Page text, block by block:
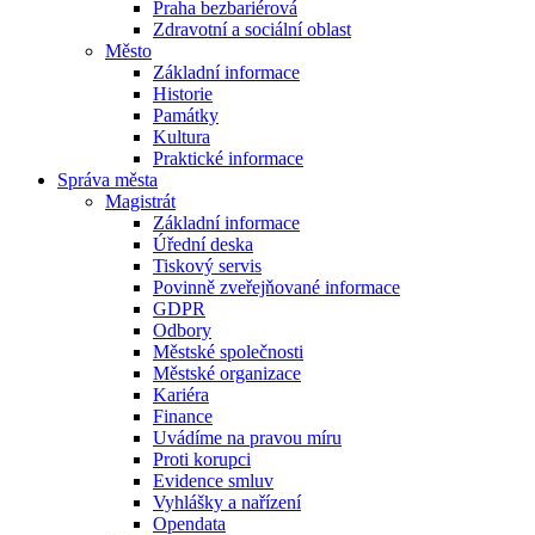
Praha bezbariérová
Zdravotní a sociální oblast
Město
Základní informace
Historie
Památky
Kultura
Praktické informace
Správa města
Magistrát
Základní informace
Úřední deska
Tiskový servis
Povinně zveřejňované informace
GDPR
Odbory
Městské společnosti
Městské organizace
Kariéra
Finance
Uvádíme na pravou míru
Proti korupci
Evidence smluv
Vyhlášky a nařízení
Opendata